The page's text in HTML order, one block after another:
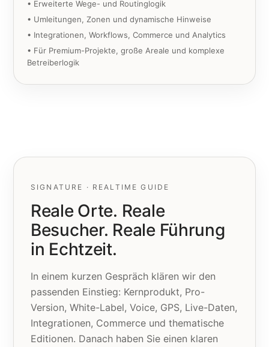
• Erweiterte Wege- und Routinglogik
• Umleitungen, Zonen und dynamische Hinweise
• Integrationen, Workflows, Commerce und Analytics
• Für Premium-Projekte, große Areale und komplexe
Betreiberlogik
SIGNATURE · REALTIME GUIDE
Reale Orte. Reale
Besucher. Reale Führung
in Echtzeit.
In einem kurzen Gespräch klären wir den
passenden Einstieg: Kernprodukt, Pro-
Version, White-Label, Voice, GPS, Live-Daten,
Integrationen, Commerce und thematische
Editionen. Danach haben Sie einen klaren